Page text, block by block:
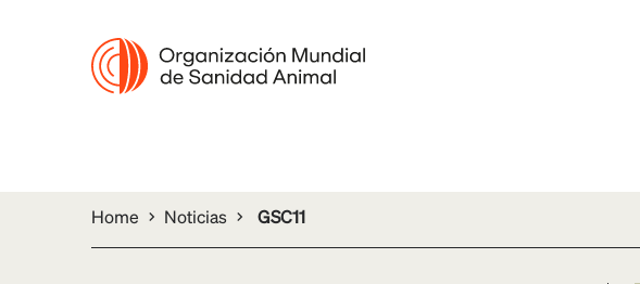
Home Noticias GSC11